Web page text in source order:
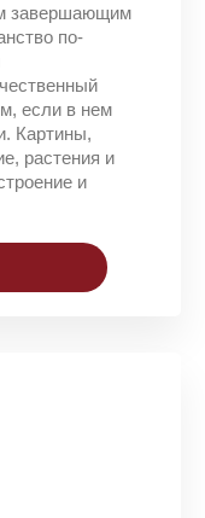
завершающим
по-
если в нем
Картины,
растения и
и